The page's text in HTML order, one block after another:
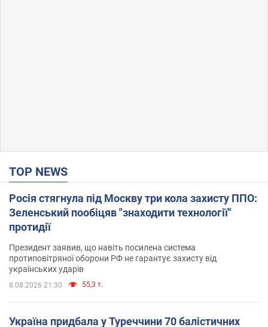
TOP NEWS
Росія стягнула під Москву три кола захисту ППО:
Зеленський пообіцяв "знаходити технології"
протидії
Президент заявив, що навіть посилена система
протиповітряної оборони РФ не гарантує захисту від
українських ударів
8.08.2026 21:30 55,3 т.
Україна придбала у Туреччини 70 балістичних